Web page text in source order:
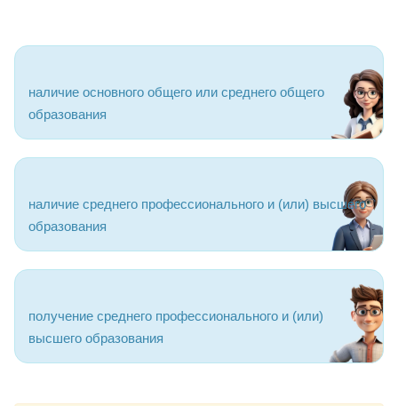
наличие основного общего или среднего общего
образования
наличие среднего профессионального и (или) высшего
образования
получение среднего профессионального и (или)
высшего образования